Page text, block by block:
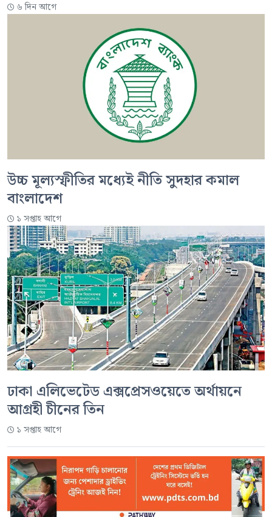
৬ দিন আগে
উচ্চ মূল্যস্ফীতির মধ্যেই নীতি সুদহার কমাল
বাংলাদেশ
১ সপ্তাহ আগে
ঢাকা এলিভেটেড এক্সপ্রেসওয়েতে অর্থায়নে
আগ্রহী চীনের তিন
১ সপ্তাহ আগে